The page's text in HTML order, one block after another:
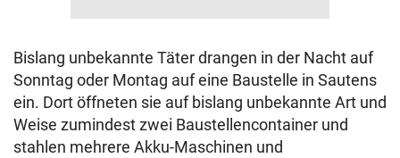
Bislang unbekannte Täter drangen in der Nacht auf
Sonntag oder Montag auf eine Baustelle in Sautens
ein. Dort öffneten sie auf bislang unbekannte Art und
Weise zumindest zwei Baustellencontainer und
stahlen mehrere Akku-Maschinen und